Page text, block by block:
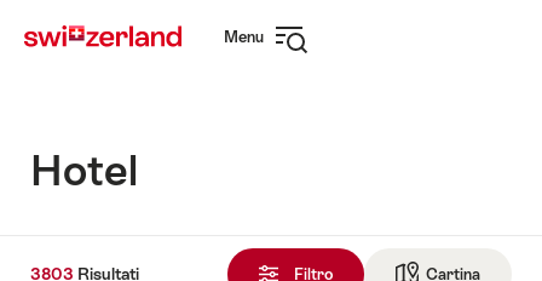
rapida
Menu
Hotel
Risultati
Filtro Cartina
3803 Risultati